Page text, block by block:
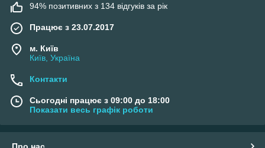
94% позитивних з 134 відгуків за рік
Працює з 23.07.2017
м. Київ
Київ, Україна
Контакти
Сьогодні працює з 09:00 до 18:00
Показати весь графік роботи